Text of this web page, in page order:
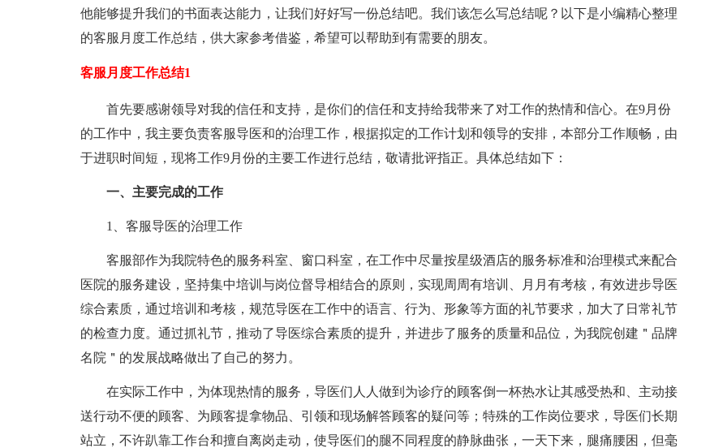
他能够提升我们的书面表达能力，让我们好好写一份总结吧。我们该怎么写总结呢？以下是小编精心整理
的客服月度工作总结，供大家参考借鉴，希望可以帮助到有需要的朋友。
客服月度工作总结1
首先要感谢领导对我的信任和支持，是你们的信任和支持给我带来了对工作的热情和信心。在9月份
的工作中，我主要负责客服导医和的治理工作，根据拟定的工作计划和领导的安排，本部分工作顺畅，由
于进职时间短，现将工作9月份的主要工作进行总结，敬请批评指正。具体总结如下：
一、主要完成的工作
1、客服导医的治理工作
客服部作为我院特色的服务科室、窗口科室，在工作中尽量按星级酒店的服务标准和治理模式来配合
医院的服务建设，坚持集中培训与岗位督导相结合的原则，实现周周有培训、月月有考核，有效进步导医
综合素质，通过培训和考核，规范导医在工作中的语言、行为、形象等方面的礼节要求，加大了日常礼节
的检查力度。通过抓礼节，推动了导医综合素质的提升，并进步了服务的质量和品位，为我院创建＂品牌
名院＂的发展战略做出了自己的努力。
在实际工作中，为体现热情的服务，导医们人人做到为诊疗的顾客倒一杯热水让其感受热和、主动接
送行动不便的顾客、为顾客提拿物品、引领和现场解答顾客的疑问等；特殊的工作岗位要求，导医们长期
站立，不许趴靠工作台和擅自离岗走动，使导医们的腿不同程度的静脉曲张，一天下来，腿痛腰困，但毫